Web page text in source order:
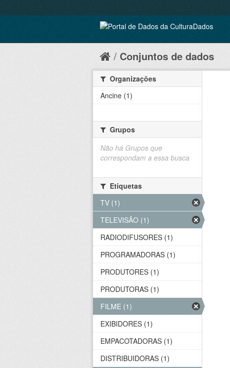
Conjuntos de dados
Organizações
Ancine (1)
Grupos
Não há Grupos que
correspondam a essa busca
Etiquetas
TV (1)
TELEVISÃO (1)
RADIODIFUSORES (1)
PROGRAMADORAS (1)
PRODUTORES (1)
PRODUTORAS (1)
FILME (1)
EXIBIDORES (1)
EMPACOTADORAS (1)
DISTRIBUIDORAS (1)